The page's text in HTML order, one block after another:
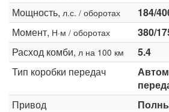
Мощность, л.с. / оборотах
184/
Момент, Н·м / оборотах
380/
Расход комби, л на 100 км
5.4
Тип коробки передач
Привод